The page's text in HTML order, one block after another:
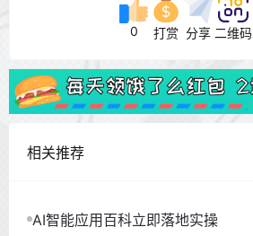
0 打赏 分享 二维码
相关推荐
AI智能应用百科立即落地实操